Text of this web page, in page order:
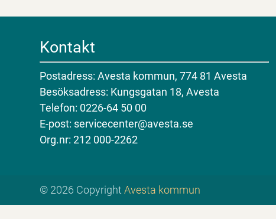
Kontakt
Postadress: Avesta kommun, 774 81 Avesta
Besöksadress: Kungsgatan 18, Avesta
Telefon: 0226-64 50 00
E-post: servicecenter@avesta.se
Org.nr: 212 000-2262
© 2026 CopyrightAvesta kommun